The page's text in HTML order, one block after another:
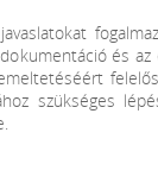
és
szükséges